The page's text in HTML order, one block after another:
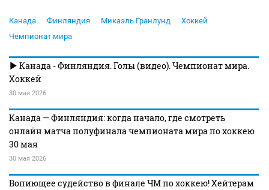
Канада Финляндия Микаэль Гранлунд
Хоккей
Чемпионат мира
Канада - Финляндия. Голы (видео). Чемпионат мира.
Хоккей
30 мая 2026
Канада — Финляндия: когда начало, где смотреть
онлайн матча полуфинала чемпионата мира по хоккею
30 мая
30 мая 2026
Вопиющее судейство в финале ЧМ по хоккею! Хейтерам